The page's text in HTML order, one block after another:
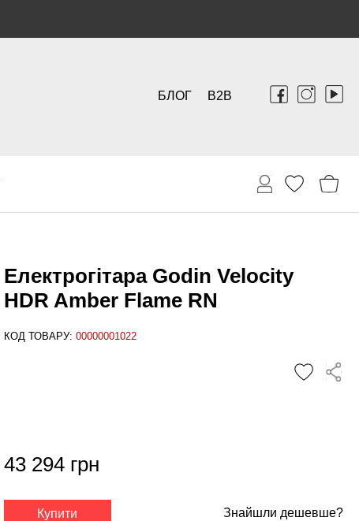
B2B
БЛОГ
Електрогітара Godin Velocity
HDR Amber Flame RN
КОД ТОВАРУ: 00000001022
✕
43 294 грн
Купити Знайшли дешевше?